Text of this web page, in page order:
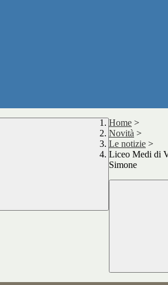
Home >
Novità >
Le notizie >
Liceo Medi di
Simone